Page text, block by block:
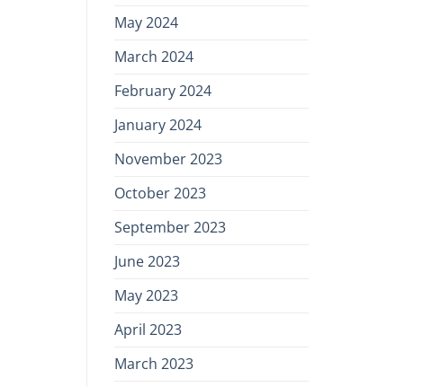
May 2024
March 2024
February 2024
January 2024
November 2023
October 2023
September 2023
June 2023
May 2023
April 2023
March 2023